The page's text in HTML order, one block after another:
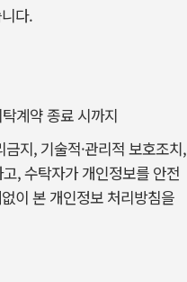
다.
계약 종료 시까지
지, 기술적·관리적 보호조치,
, 수탁자가 개인정보를 안전
이 본 개인정보 처리방침을